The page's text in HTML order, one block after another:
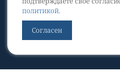
политикой.
Согласен